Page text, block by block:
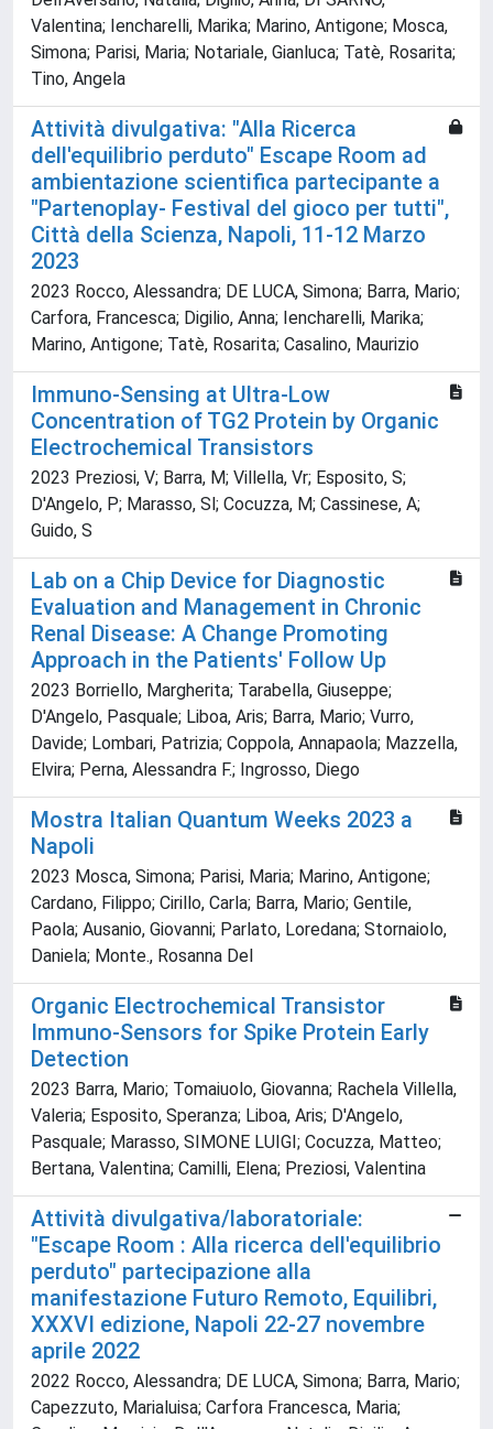
Valentina; Iencharelli, Marika; Marino, Antigone; Mosca,
Simona; Parisi, Maria; Notariale, Gianluca; Tatè, Rosarita;
Tino, Angela
Attività divulgativa: "Alla Ricerca
dell'equilibrio perduto" Escape Room ad
ambientazione scientifica partecipante a
"Partenoplay- Festival del gioco per tutti",
Città della Scienza, Napoli, 11-12 Marzo
2023
2023 Rocco, Alessandra; DE LUCA, Simona; Barra, Mario;
Carfora, Francesca; Digilio, Anna; Iencharelli, Marika;
Marino, Antigone; Tatè, Rosarita; Casalino, Maurizio
Immuno-Sensing at Ultra-Low
Concentration of TG2 Protein by Organic
Electrochemical Transistors
2023 Preziosi, V; Barra, M; Villella, Vr; Esposito, S;
D'Angelo, P; Marasso, Sl; Cocuzza, M; Cassinese, A;
Guido, S
Lab on a Chip Device for Diagnostic
Evaluation and Management in Chronic
Renal Disease: A Change Promoting
Approach in the Patients' Follow Up
2023 Borriello, Margherita; Tarabella, Giuseppe;
D'Angelo, Pasquale; Liboa, Aris; Barra, Mario; Vurro,
Davide; Lombari, Patrizia; Coppola, Annapaola; Mazzella,
Elvira; Perna, Alessandra F.; Ingrosso, Diego
Mostra Italian Quantum Weeks 2023 a
Napoli
2023 Mosca, Simona; Parisi, Maria; Marino, Antigone;
Cardano, Filippo; Cirillo, Carla; Barra, Mario; Gentile,
Paola; Ausanio, Giovanni; Parlato, Loredana; Stornaiolo,
Daniela; Monte., Rosanna Del
Organic Electrochemical Transistor
Immuno-Sensors for Spike Protein Early
Detection
2023 Barra, Mario; Tomaiuolo, Giovanna; Rachela Villella,
Valeria; Esposito, Speranza; Liboa, Aris; D'Angelo,
Pasquale; Marasso, SIMONE LUIGI; Cocuzza, Matteo;
Bertana, Valentina; Camilli, Elena; Preziosi, Valentina
Attività divulgativa/laboratoriale:
"Escape Room : Alla ricerca dell'equilibrio
perduto" partecipazione alla
manifestazione Futuro Remoto, Equilibri,
XXXVI edizione, Napoli 22-27 novembre
aprile 2022
2022 Rocco, Alessandra; DE LUCA, Simona; Barra, Mario;
Capezzuto, Marialuisa; Carfora Francesca, Maria;